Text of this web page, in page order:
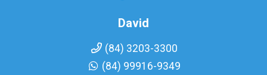
David
(84) 3203-3300
(84) 99916-9349